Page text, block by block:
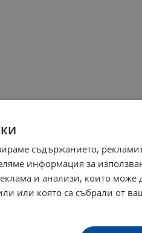
съдържанието,
информация за
и анализи, които може
или която са събрали от